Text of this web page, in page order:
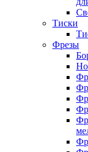
Тиски
Фрезы